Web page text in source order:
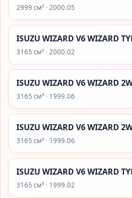
2999 см³ · 2000.05
ISUZU WIZARD V6 WIZARD
3165 см³ · 2000.02
ISUZU WIZARD V6 WIZARD
3165 см³ · 1999.06
ISUZU WIZARD V6 WIZARD
3165 см³ · 1999.06
ISUZU WIZARD V6 WIZARD
3165 см³ · 1999.02